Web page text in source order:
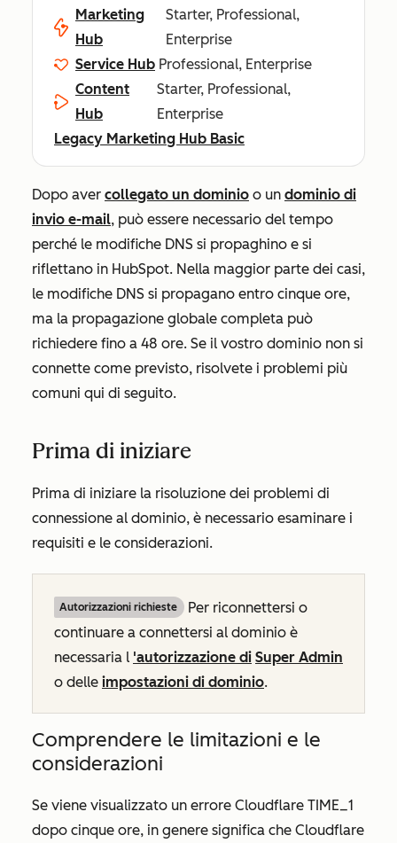
Marketing
Hub
Starter, Professional,
Enterprise
Service Hub Professional, Enterprise
Content
Hub
Starter, Professional,
Enterprise
Legacy Marketing Hub Basic
Dopo aver collegato un dominio o un dominio di
invio e-mail, può essere necessario del tempo
perché le modifiche DNS si propaghino e si
riflettano in HubSpot. Nella maggior parte dei casi,
le modifiche DNS si propagano entro cinque ore,
ma la propagazione globale completa può
richiedere fino a 48 ore. Se il vostro dominio non si
connette come previsto, risolvete i problemi più
comuni qui di seguito.
Prima di iniziare
Prima di iniziare la risoluzione dei problemi di
connessione al dominio, è necessario esaminare i
requisiti e le considerazioni.
Autorizzazioni richieste
Per riconnettersi o
continuare a connettersi al dominio è
necessaria l 'autorizzazione di Super Admin
o delle impostazioni di dominio.
Comprendere le limitazioni e le
considerazioni
Se viene visualizzato un errore Cloudflare TIME_1
dopo cinque ore, in genere significa che Cloudflare